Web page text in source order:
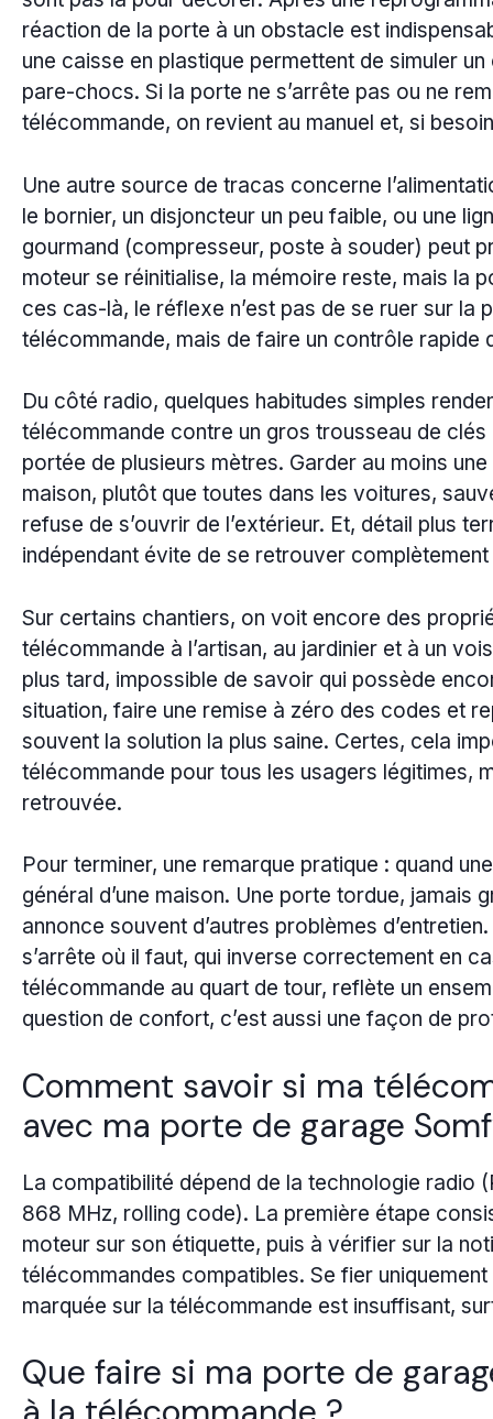
réaction de la porte à un obstacle est
une caisse en plastique permettent de simuler
pare-chocs. Si la porte ne s’arrête pas ou ne
télécommande, on revient au manuel et, si
Une autre source de tracas concerne
le bornier, un disjoncteur un peu faible, ou une
gourmand (compresseur, poste à souder) peut
moteur se réinitialise, la mémoire reste, mais la
ces cas-là, le réflexe n’est pas de se ruer sur la
télécommande, mais de faire un contrôle rapide
Du côté radio, quelques habitudes simples
télécommande contre un gros trousseau de
portée de plusieurs mètres. Garder au moins
maison, plutôt que toutes dans les voitures,
refuse de s’ouvrir de l’extérieur. Et, détail plus
indépendant évite de se retrouver
Sur certains chantiers, on voit encore des
télécommande à l’artisan, au jardinier et à un
plus tard, impossible de savoir qui possède
situation, faire une remise à zéro des codes et
souvent la solution la plus saine. Certes, cela
télécommande pour tous les usagers légitimes,
retrouvée.
Pour terminer, une remarque pratique : quand
général d’une maison. Une porte tordue, jamais
annonce souvent d’autres problèmes
s’arrête où il faut, qui inverse correctement en
télécommande au quart de tour, reflète un
question de confort, c’est aussi une façon de
Comment savoir si ma
avec ma porte de garage
La compatibilité dépend de la technologie radio
868 MHz, rolling code). La première étape
moteur sur son étiquette, puis à vérifier sur la
télécommandes compatibles. Se fier
marquée sur la télécommande est insuffisant,
Que faire si ma porte de